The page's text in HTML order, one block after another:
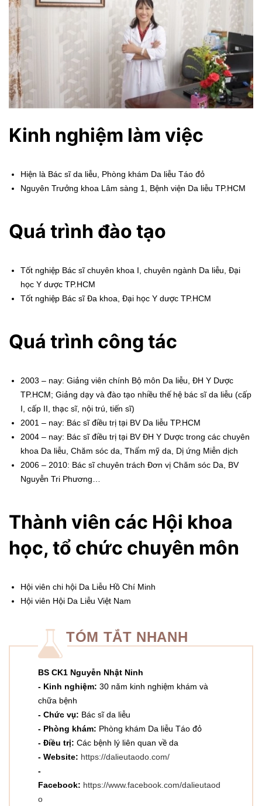
Kinh nghiệm làm việc
Hiện là Bác sĩ da liễu, Phòng khám Da liễu Táo đỏ
Nguyên Trưởng khoa Lâm sàng 1, Bệnh viện Da liễu TP.HCM
Quá trình đào tạo
Tốt nghiệp Bác sĩ chuyên khoa I, chuyên ngành Da liễu, Đại
học Y dược TP.HCM
Tốt nghiệp Bác sĩ Đa khoa, Đại học Y dược TP.HCM
Quá trình công tác
2003 – nay: Giảng viên chính Bộ môn Da liễu, ĐH Y Dược
TP.HCM; Giảng dạy và đào tạo nhiều thế hệ bác sĩ da liễu (cấp
I, cấp II, thạc sĩ, nội trú, tiến sĩ)
2001 – nay: Bác sĩ điều trị tại BV Da liễu TP.HCM
2004 – nay: Bác sĩ điều trị tại BV ĐH Y Dược trong các chuyên
khoa Da liễu, Chăm sóc da, Thẩm mỹ da, Dị ứng Miễn dịch
2006 – 2010: Bác sĩ chuyên trách Đơn vị Chăm sóc Da, BV
Nguyễn Tri Phương…
Thành viên các Hội khoa
học, tổ chức chuyên môn
Hội viên chi hội Da Liễu Hồ Chí Minh
Hội viên Hội Da Liễu Việt Nam
TÓM TẮT NHANH
BS CK1 Nguyễn Nhật Ninh
- Kinh nghiệm: 30 năm kinh nghiệm khám và
chữa bệnh
- Chức vụ: Bác sĩ da liễu
- Phòng khám: Phòng khám Da liễu Táo đỏ
- Điều trị: Các bệnh lý liên quan về da
- Website: https://dalieutaodo.com/
-
Facebook: https://www.facebook.com/dalieutaod
o